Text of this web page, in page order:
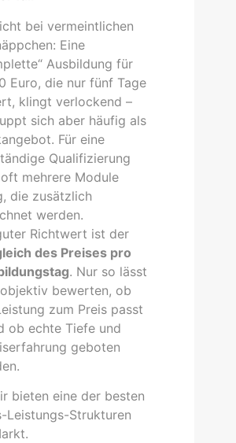
bei vermeintlichen
Eine
Ausbildung für
Euro, die nur fünf Tage
klingt verlockend –
sich aber häufig als
Für eine
Qualifizierung
mehrere Module
die zusätzlich
werden.
Richtwert ist der
des Preises pro
. Nur so lässt
bewerten, ob
zum Preis passt
ob echte Tiefe und
geboten
bieten eine der besten
Leistungs-Strukturen